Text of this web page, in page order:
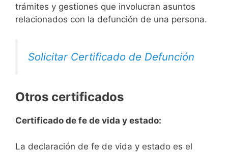
trámites y gestiones que involucran asuntos
relacionados con la defunción de una persona.
Solicitar Certificado de Defunción
Otros certificados
Certificado de fe de vida y estado:
La declaración de fe de vida y estado es el